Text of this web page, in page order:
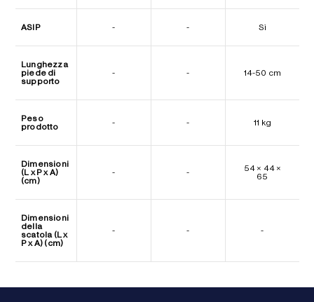
ASIP - - Sì
Lunghezza
piede di
supporto
- - 14-50 cm
Peso
prodotto
- - 11 kg
Dimensioni
(L x P x A)
(cm)
- -
54 × 44 ×
65
Dimensioni
della
scatola (L x
P x A) (cm)
- - -